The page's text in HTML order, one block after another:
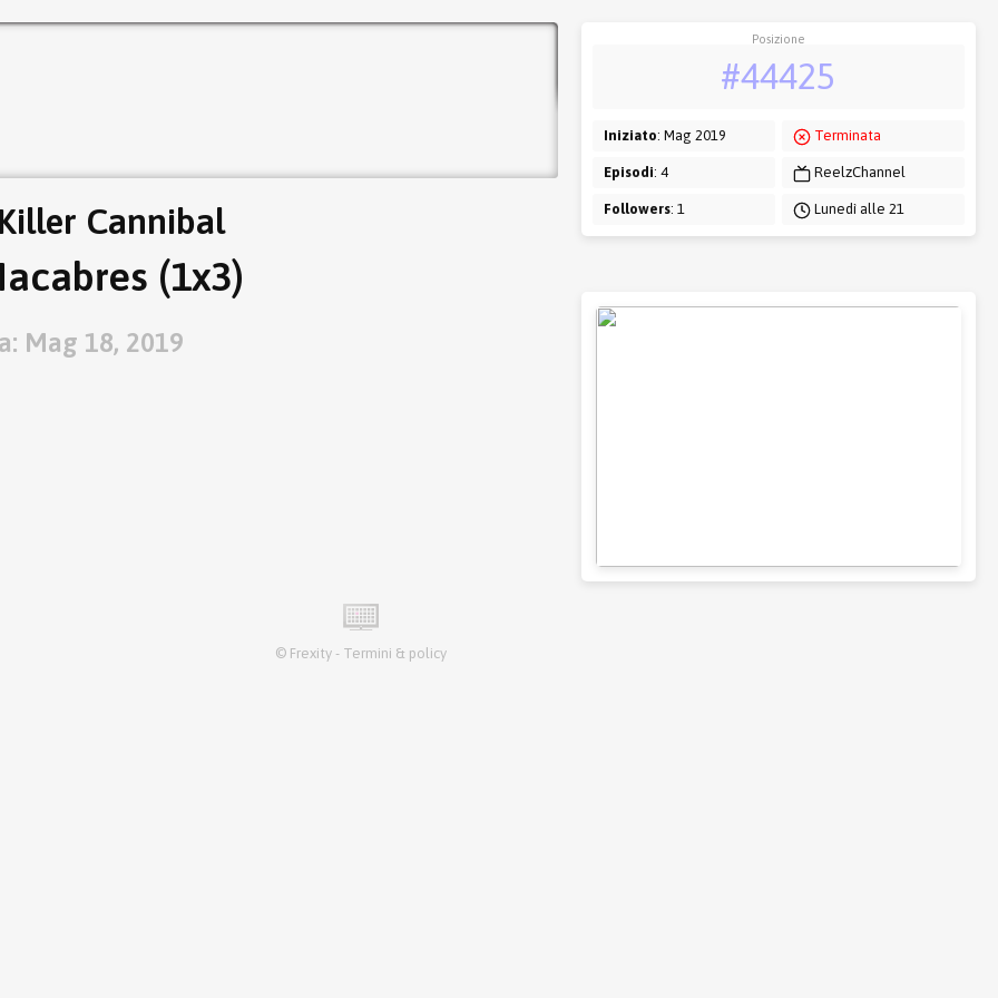
Cannibal
(1x3)
Mag 18, 2019
Posizione
#44425
Iniziato: Mag 2019
Episodi: 4
Followers: 1
Terminata
ReelzChannel
Lunedì alle 21
© Frexity - Termini & policy